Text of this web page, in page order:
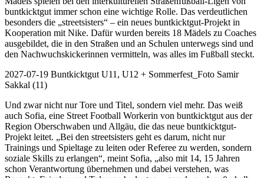
buntkicktgut immer schon eine wichtige Rolle. Das verdeutlichen
besonders die „streetsisters“ – ein neues buntkicktgut-Projekt in
Kooperation mit Nike. Dafür wurden bereits 18 Mädels zu Coaches
ausgebildet, die in den Straßen und an Schulen unterwegs sind und
den Nachwuchskickerinnen vermitteln, was alles im Fußball steckt.
2027-07-19 Buntkicktgut U11, U12 + Sommerfest_Foto Samir
Sakkal (11)
Und zwar nicht nur Tore und Titel, sondern viel mehr. Das weiß
auch Sofia, eine Street Football Workerin von buntkicktgut aus der
Region Oberschwaben und Allgäu, die das neue buntkicktgut-
Projekt leitet. „Bei den streetsisters geht es darum, nicht nur
Trainings und Spieltage zu leiten oder Referee zu werden, sondern
soziale Skills zu erlangen“, meint Sofia, „also mit 14, 15 Jahren
schon Verantwortung übernehmen und dabei verstehen, was